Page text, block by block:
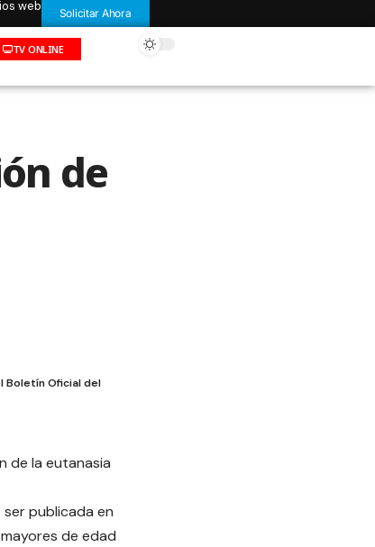
web Solicitar Ahora
TV ONLINE
de
Boletín Oficial del
de la eutanasia
publicada en
de edad